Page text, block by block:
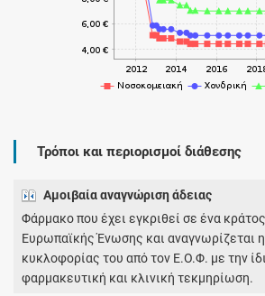
Τρόποι και περιορισμοί διάθεσης
Αμοιβαία αναγνώριση άδειας
Φάρμακο που έχει εγκριθεί σε ένα
Ευρωπαϊκής Ένωσης και αναγνωρίζεται
κυκλοφορίας του από τον Ε.Ο.Φ. με την
φαρμακευτική και κλινική τεκμηρίωση.